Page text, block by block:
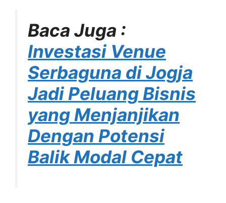
Baca Juga :
Investasi Venue
Serbaguna di Jogja
Jadi Peluang Bisnis
yang Menjanjikan
Dengan Potensi
Balik Modal Cepat